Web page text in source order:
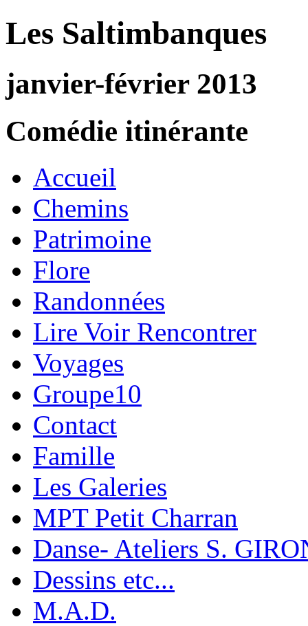
Les Saltimbanques
janvier-février 2013
Comédie itinérante
Accueil
Chemins
Patrimoine
Flore
Randonnées
Lire Voir Rencontrer
Voyages
Groupe10
Contact
Famille
Les Galeries
MPT Petit Charran
Danse- Ateliers S.
Dessins etc...
M.A.D.